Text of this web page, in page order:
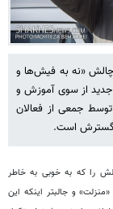
چالش «نه‌ به فیش‌ها و
جدید از سوی آموزش و
معلمان، توسط جمعی از فعالان
گسترش است.
را که به خوبی به خاطر
و جالبتر اینکه این